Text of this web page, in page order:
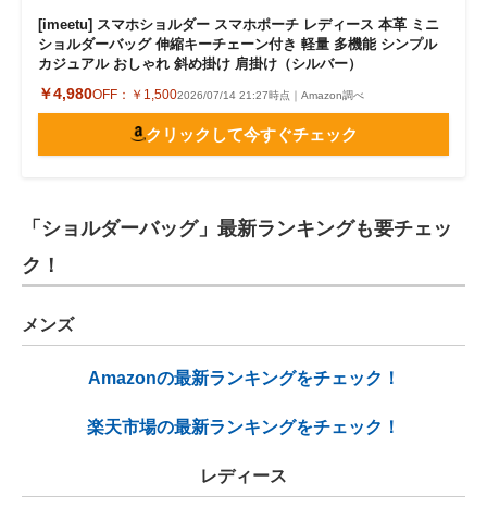
[imeetu] スマホショルダー スマホポーチ レディース 本革 ミニ
ショルダーバッグ 伸縮キーチェーン付き 軽量 多機能 シンプル
カジュアル おしゃれ 斜め掛け 肩掛け（シルバー）
￥4,980OFF： ￥1,5002026/07/14 21:27時点｜Amazon調べ
クリックして今すぐチェック
「ショルダーバッグ」最新ランキングも要チェッ
ク！
メンズ
Amazonの最新ランキングをチェック！
楽天市場の最新ランキングをチェック！
レディース